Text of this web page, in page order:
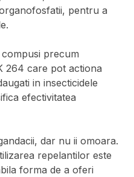
pentru a
precum
264 care pot actiona
in insecticidele
efectivitatea
dar nu ii omoara.
repelantilor este
forma de a oferi